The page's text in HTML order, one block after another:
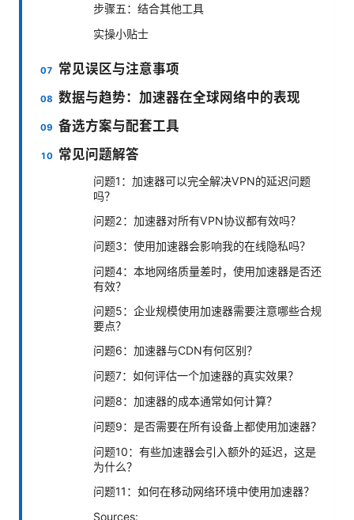
步骤五：结合其他工具
实操小贴士
常见误区与注意事项
数据与趋势：加速器在全球网络中的表现
备选方案与配套工具
常见问题解答
问题1：加速器可以完全解决VPN的延迟问题
吗？
问题2：加速器对所有VPN协议都有效吗？
问题3：使用加速器会影响我的在线隐私吗？
问题4：本地网络质量差时，使用加速器是否还
有效？
问题5：企业规模使用加速器需要注意哪些合规
要点？
问题6：加速器与CDN有何区别？
问题7：如何评估一个加速器的真实效果？
问题8：加速器的成本通常如何计算？
问题9：是否需要在所有设备上都使用加速器？
问题10：有些加速器会引入额外的延迟，这是
为什么？
问题11：如何在移动网络环境中使用加速器？
Sources: